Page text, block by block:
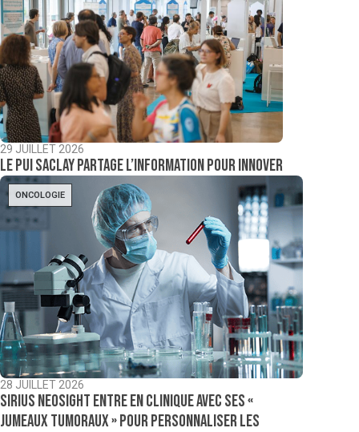
29 JUILLET 2026
Le PUI Saclay partage l’information pour innover
ONCOLOGIE
28 JUILLET 2026
Sirius NeoSight entre en clinique avec ses «
jumeaux tumoraux » pour personnaliser les